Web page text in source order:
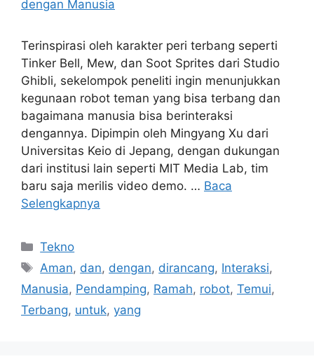
Terinspirasi oleh karakter peri terbang seperti
Tinker Bell, Mew, dan Soot Sprites dari Studio
Ghibli, sekelompok peneliti ingin menunjukkan
kegunaan robot teman yang bisa terbang dan
bagaimana manusia bisa berinteraksi
dengannya. Dipimpin oleh Mingyang Xu dari
Universitas Keio di Jepang, dengan dukungan
dari institusi lain seperti MIT Media Lab, tim
baru saja merilis video demo. … Baca
Selengkapnya
Kategori
Tekno
Tag
Aman, dan, dengan, dirancang, Interaksi,
Manusia, Pendamping, Ramah, robot, Temui,
Terbang, untuk, yang